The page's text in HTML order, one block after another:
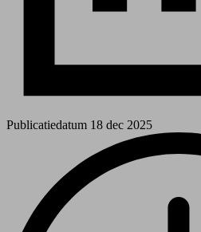
Publicatiedatum 18 dec 2025